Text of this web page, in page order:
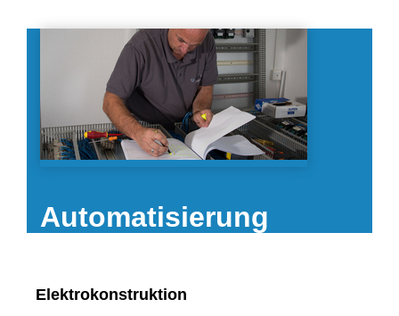
Automatisierung
Elektrokonstruktion